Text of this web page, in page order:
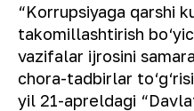
“Korrupsiyaga qarshi
takomillashtirish
vazifalar ijrosini
chora-tadbirlar
yil 21-apreldagi